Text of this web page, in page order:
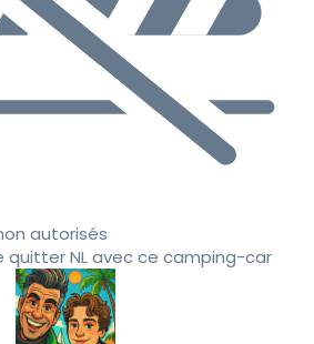
autorisés
quitter NL avec ce camping-car